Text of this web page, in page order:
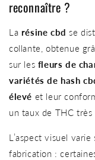
reconnaître ?
La résine cbd se
collante, obtenue
sur les fleurs de
variétés de hash
élevé et leur
un taux de THC très
L’aspect visuel
fabrication :